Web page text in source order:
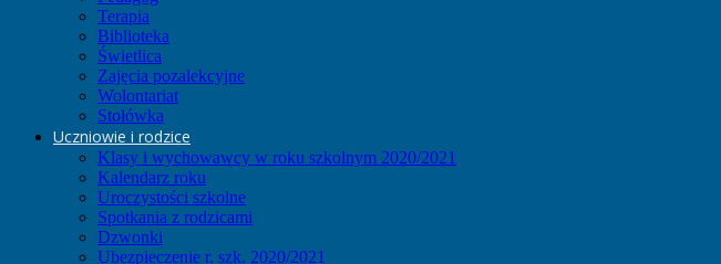
Terapia
Biblioteka
Świetlica
Zajęcia pozalekcyjne
Wolontariat
Stołówka
Uczniowie i rodzice
Klasy i wychowawcy w roku szkolnym 2020/2021
Kalendarz roku
Uroczystości szkolne
Spotkania z rodzicami
Dzwonki
Ubezpieczenie r. szk. 2020/2021